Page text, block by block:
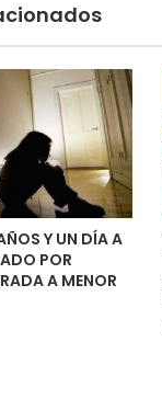
Y UN DÍA A
POR
A MENOR